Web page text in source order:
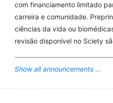
com financiamento limitado
carreira e comunidade.
ciências da vida ou
revisão disponível no Sciety
Show all announcements ...